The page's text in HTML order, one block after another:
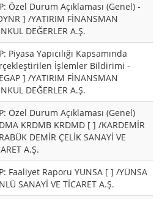
Özel Durum Açıklaması (Genel) -
] /YATIRIM FİNANSMAN
DEĞERLER A.Ş.
Piyasa Yapıcılığı Kapsamında
İşlemler Bildirimi -
] /YATIRIM FİNANSMAN
DEĞERLER A.Ş.
Özel Durum Açıklaması (Genel)
KRDMB KRDMD [ ] /KARDEMİR
DEMİR ÇELİK SANAYİ VE
A.Ş.
Faaliyet Raporu YUNSA [ ] /YÜNSA
SANAYİ VE TİCARET A.Ş.